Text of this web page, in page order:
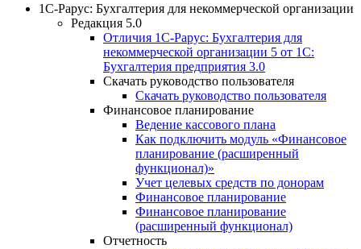
1С-Рарус: Бухгалтерия для некоммерческой организации
Редакция 5.0
Отличия 1С-Рарус: Бухгалтерия для
некоммерческой организации 5 от 1С:
Бухгалтерия предприятия 3.0
Скачать руководство пользователя
Скачать руководство пользователя
Финансовое планирование
Ведение кассового плана
Как подключить модуль «Финансовое
планирование (расширенный
функционал)»
Учет целевых средств по донорам
Финансовое планирование
Финансовое планирование
(расширенный функционал)
Отчетность